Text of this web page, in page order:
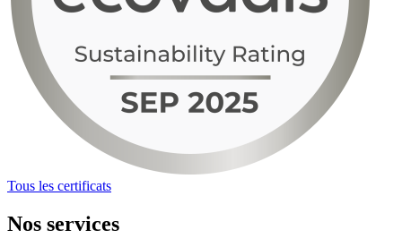
Tous les certificats
Nos services